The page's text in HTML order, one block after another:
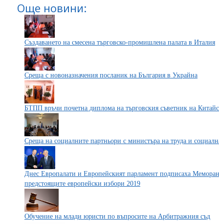
Още новини:
Създаването на смесена търговско-промишлена палата в Италия
Среща с новоназначения посланик на България в Украйна
БТПП връчи почетна диплома на търговския съветник на
Среща на социалните партньори с министъра на труда и
Днес Европалати и Европейският парламент подписаха
предстоящите европейски избори 2019
Обучение на млади юристи по въпросите на Арбитражния съд